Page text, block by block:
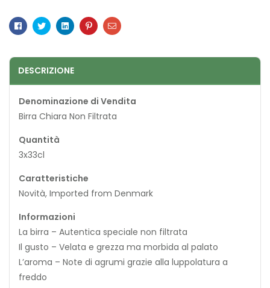
Facebook
TwitterLinkedinPinterestEmail
DESCRIZIONE
Denominazione di Vendita
Birra Chiara Non Filtrata
Quantità
3x33cl
Caratteristiche
Novità, Imported from Denmark
Informazioni
La birra – Autentica speciale non filtrata
Il gusto – Velata e grezza ma morbida al palato
L’aroma – Note di agrumi grazie alla luppolatura a
freddo